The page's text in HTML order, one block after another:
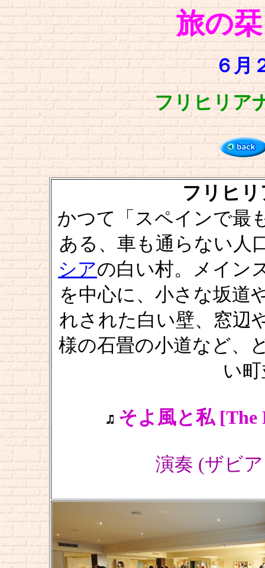
旅の栞
６月
フリヒリア
フリヒ
かつて「スペインで最
ある、車も通らない人
シアの白い村。メイン
を中心に、小さな坂道
れされた白い壁、窓辺
様の石畳の小道など、
い
そよ風と私 [The
演奏 (ザビ